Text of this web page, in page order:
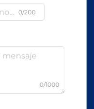
0/200
0/1000